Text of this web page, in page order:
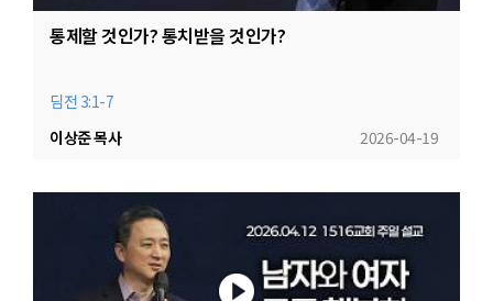
통제할 것인가? 통치받을 것인가?
딤전 3:1-7
2026-04-19
이상준 목사